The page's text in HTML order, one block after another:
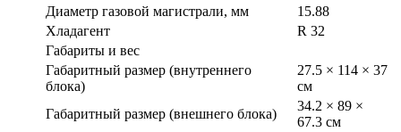
Диаметр газовой магистрали, мм
15.88
Хладагент
R 32
Габариты и вес
Габаритный размер (внутреннего
блока)
27.5 × 114 × 37
см
Габаритный размер (внешнего блока)
34.2 × 89 ×
67.3 см